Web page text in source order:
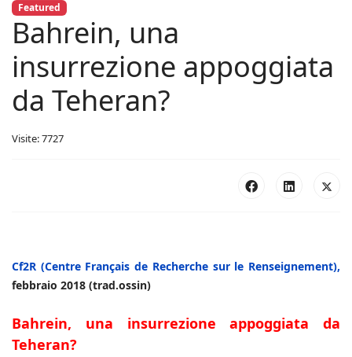
Featured
Bahrein, una
insurrezione appoggiata
da Teheran?
Visite: 7727
Cf2R (Centre Français de Recherche sur le Renseignement),
febbraio 2018 (trad.ossin)
Bahrein, una insurrezione appoggiata da
Teheran?